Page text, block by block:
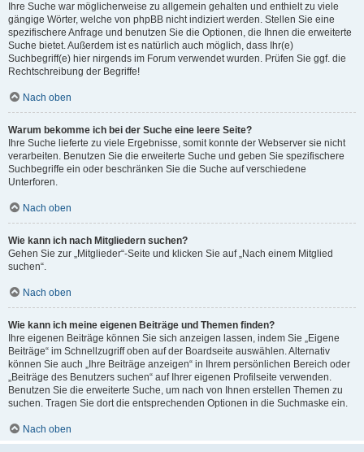
Ihre Suche war möglicherweise zu allgemein gehalten und enthielt zu viele
gängige Wörter, welche von phpBB nicht indiziert werden. Stellen Sie eine
spezifischere Anfrage und benutzen Sie die Optionen, die Ihnen die erweiterte
Suche bietet. Außerdem ist es natürlich auch möglich, dass Ihr(e)
Suchbegriff(e) hier nirgends im Forum verwendet wurden. Prüfen Sie ggf. die
Rechtschreibung der Begriffe!
Nach oben
Warum bekomme ich bei der Suche eine leere Seite?
Ihre Suche lieferte zu viele Ergebnisse, somit konnte der Webserver sie nicht
verarbeiten. Benutzen Sie die erweiterte Suche und geben Sie spezifischere
Suchbegriffe ein oder beschränken Sie die Suche auf verschiedene
Unterforen.
Nach oben
Wie kann ich nach Mitgliedern suchen?
Gehen Sie zur „Mitglieder“-Seite und klicken Sie auf „Nach einem Mitglied
suchen“.
Nach oben
Wie kann ich meine eigenen Beiträge und Themen finden?
Ihre eigenen Beiträge können Sie sich anzeigen lassen, indem Sie „Eigene
Beiträge“ im Schnellzugriff oben auf der Boardseite auswählen. Alternativ
können Sie auch „Ihre Beiträge anzeigen“ in Ihrem persönlichen Bereich oder
„Beiträge des Benutzers suchen“ auf Ihrer eigenen Profilseite verwenden.
Benutzen Sie die erweiterte Suche, um nach von Ihnen erstellen Themen zu
suchen. Tragen Sie dort die entsprechenden Optionen in die Suchmaske ein.
Nach oben